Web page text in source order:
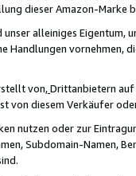
dieser Amazon-Marke
unser alleiniges
Handlungen vornehmen,
von,Drittanbietern auf
von diesem Verkäufer
nutzen oder zur
Subdomain-Namen,